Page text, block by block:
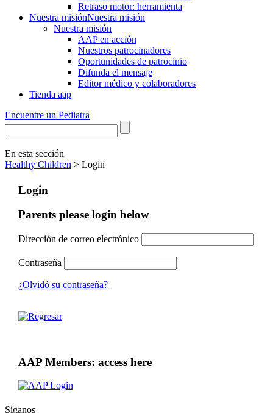
Retraso motor: herramienta
Nuestra misiónNuestra misión
Nuestra misión
AAP en acción
Nuestros patrocinadores
Oportunidades de patrocinio
Difunda el mensaje
Editor médico y colaboradores
Tienda aap
Encuentre un Pediatra
En esta sección
Healthy Children > Login
Login
Parents please login below
Dirección de correo electrónico
Contraseña
¿Olvidó su contraseña?
AAP Members: access here
Síganos